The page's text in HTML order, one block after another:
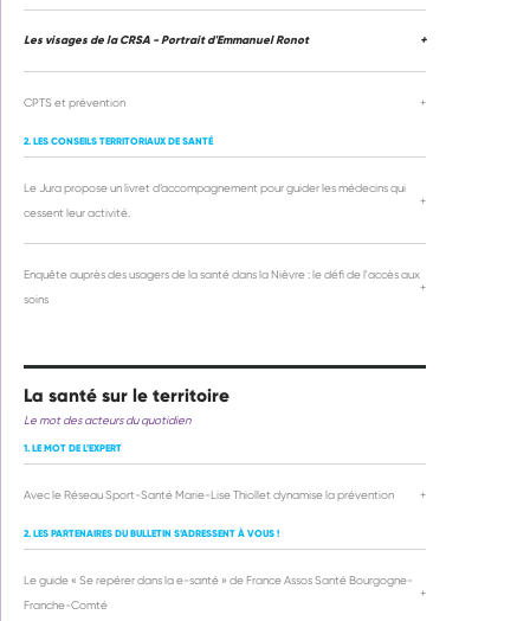
Les visages de la CRSA - Portrait d'Emmanuel Ronot +
CPTS et prévention +
2. LES CONSEILS TERRITORIAUX DE SANTÉ
Le Jura propose un livret d’accompagnement pour guider les médecins qui
cessent leur activité.
+
Enquête auprès des usagers de la santé dans la Nièvre : le défi de l'accès aux
soins
+
La santé sur le territoire
Le mot des acteurs du quotidien
1. LE MOT DE L’EXPERT
Avec le Réseau Sport-Santé Marie-Lise Thiollet dynamise la prévention +
2. LES PARTENAIRES DU BULLETIN S’ADRESSENT À VOUS !
Le guide « Se repérer dans la e-santé » de France Assos Santé Bourgogne-
Franche-Comté
+